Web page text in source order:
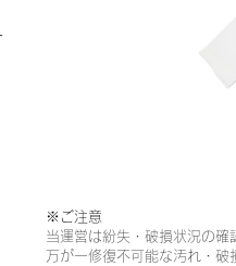
※ご注意​
当運営は紛失・破損状況の
万が一修復不可能な汚れ・破